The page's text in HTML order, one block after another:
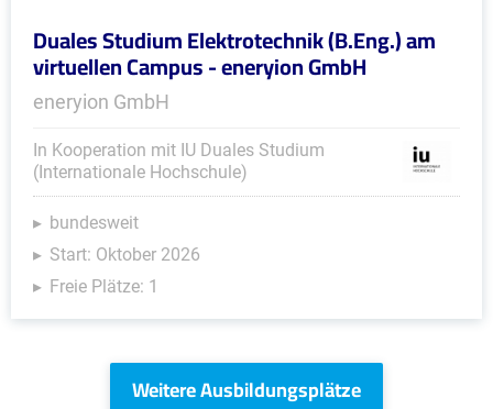
Duales Studium Elektrotechnik (B.Eng.) am
virtuellen Campus - eneryion GmbH
eneryion GmbH
In Kooperation mit IU Duales Studium
(Internationale Hochschule)
bundesweit
Start: Oktober 2026
Freie Plätze: 1
Weitere Ausbildungsplätze